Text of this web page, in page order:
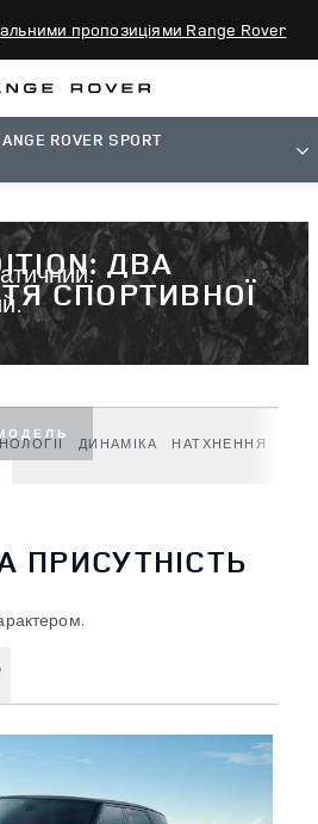
пропозиціями Range Rover
ROVER SPORT
ДВА
СПОРТИВНОЇ
ще кращої динаміки.
ДИНАМІКА НАТХНЕННЯ
ПРИСУТНІСТЬ